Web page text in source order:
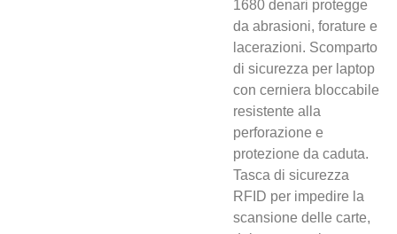
1680 denari protegge
da abrasioni, forature e
lacerazioni. Scomparto
di sicurezza per laptop
con cerniera bloccabile
resistente alla
perforazione e
protezione da caduta.
Tasca di sicurezza
RFID per impedire la
scansione delle carte,